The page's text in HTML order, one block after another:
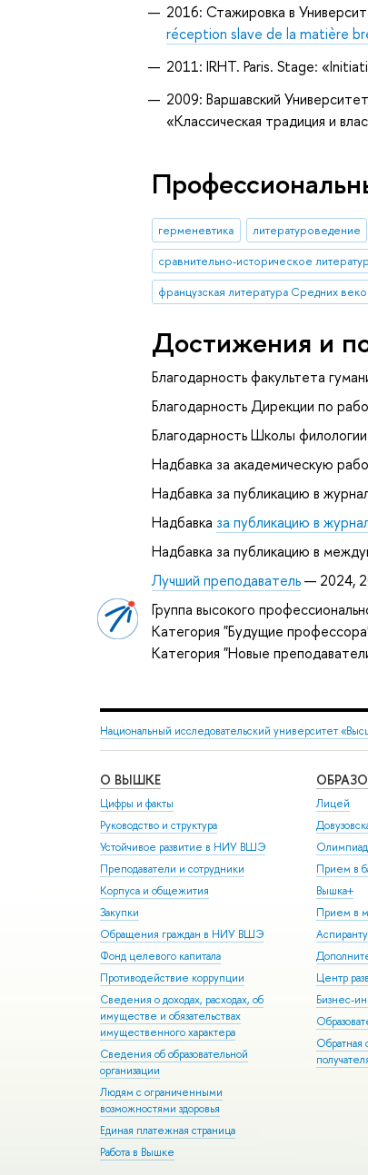
2016: Стажировка в
réception slave de la matière
2011: IRHT. Paris. Stage:
2009: Варшавский
«Классическая традиция и
герменевтика литературоведение
сравнительно-историческое
французская литература Средних
Достижения и
Благодарность факультета
Благодарность Дирекции по
Благодарность Школы
Надбавка за академическую
Надбавка за публикацию в
Надбавка за публикацию в
Надбавка за публикацию в
Лучший преподаватель— 2024,
Группа высокого
Категория "Будущие
Категория "Новые
Национальный исследовательский университет
О ВЫШКЕ
Цифры и факты
Руководство и структура
Устойчивое развитие в НИУ ВШЭ
Преподаватели и сотрудники
Корпуса и общежития
Закупки
Обращения граждан в НИУ ВШЭ
Фонд целевого капитала
Противодействие коррупции
Сведения о доходах, расходах, об
имуществе и обязательствах
имущественного характера
Сведения об образовательной
организации
Людям с ограниченными
возможностями здоровья
Единая платежная страница
Работа в Вышке
Лицей
Прием в
Вышка+
Прием в
Центр
Бизнес-
Обратная